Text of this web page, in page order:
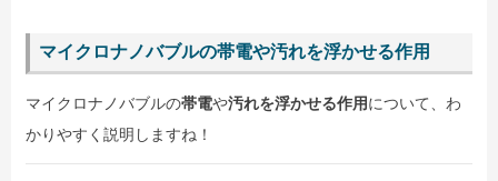
マイクロナノバブルの帯電や汚れを浮かせる作用
マイクロナノバブルの帯電や汚れを浮かせる作用について、わ
かりやすく説明しますね！